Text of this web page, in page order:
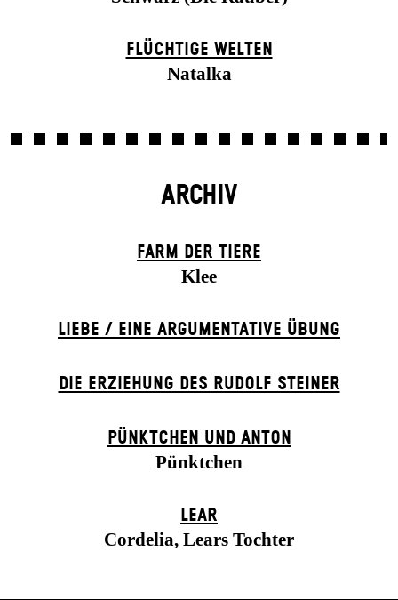
FLÜCHTIGE WELTEN
Natalka
ARCHIV
FARM DER TIERE
Klee
LIEBE / EINE ARGUMENTATIVE ÜBUNG
DIE ERZIEHUNG DES RUDOLF STEINER
PÜNKTCHEN UND ANTON
Pünktchen
LEAR
Cordelia, Lears Tochter